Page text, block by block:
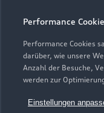
Performance
Performance Cookies
darüber, wie unsere
Anzahl der Besuche,
werden zur
Einstellungen
Verträge kündigen
Newsletter
Digital Services Act
Die direkten und
gemeinsamen